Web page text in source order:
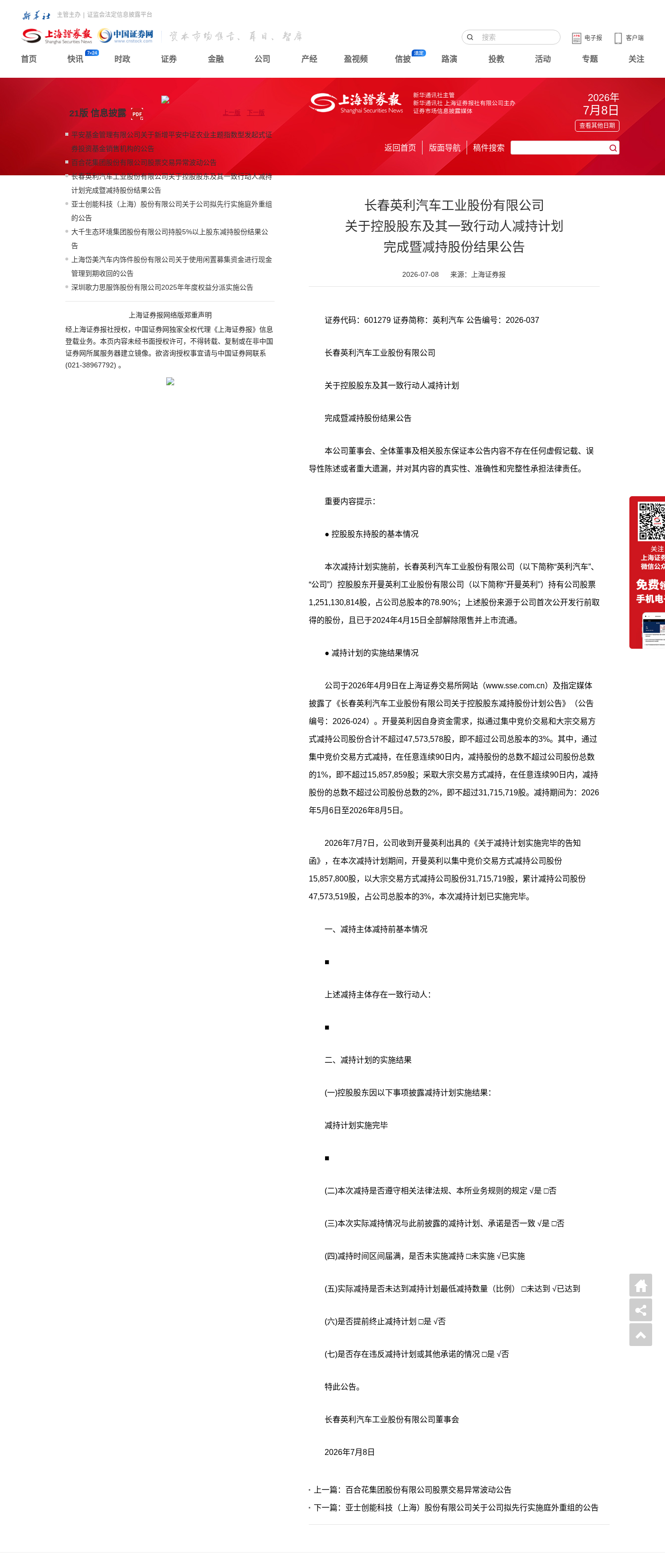
主管主办 证监会法定信息披露平台
客户端
电子报
首页 快讯 时政 证券 金融 公司 产经 盈视频 信披 路演 投教 活动 专题 关注
21版 信息披露 上一版 下一版
平安基金管理有限公司关于新增平安中证农业主题指数型发起式证
券投资基金销售机构的公告
百合花集团股份有限公司股票交易异常波动公告
长春英利汽车工业股份有限公司关于控股股东及其一致行动人减持
计划完成暨减持股份结果公告
亚士创能科技（上海）股份有限公司关于公司拟先行实施庭外重组
的公告
大千生态环境集团股份有限公司持股5%以上股东减持股份结果公
告
上海岱美汽车内饰件股份有限公司关于使用闲置募集资金进行现金
管理到期收回的公告
深圳歌力思服饰股份有限公司2025年年度权益分派实施公告
上海证券报网络版郑重声明
经上海证券报社授权，中国证券网独家全权代理《上海证券报》信息
登载业务。本页内容未经书面授权许可，不得转载、复制或在非中国
证券网所属服务器建立镜像。欲咨询授权事宜请与中国证券网联系
(021-38967792) 。
2026年
7月8日
查看其他日期
返回首页 版面导航 稿件搜索
长春英利汽车工业股份有限公司
关于控股股东及其一致行动人减持计划
完成暨减持股份结果公告
2026-07-08 来源：上海证券报
证券代码：601279 证券简称：英利汽车 公告编号：2026-037
长春英利汽车工业股份有限公司
关于控股股东及其一致行动人减持计划
完成暨减持股份结果公告
本公司董事会、全体董事及相关股东保证本公告内容不存在任何虚假记载、误
导性陈述或者重大遗漏，并对其内容的真实性、准确性和完整性承担法律责任。
重要内容提示：
● 控股股东持股的基本情况
本次减持计划实施前，长春英利汽车工业股份有限公司（以下简称“英利汽车”、
“公司”）控股股东开曼英利工业股份有限公司（以下简称“开曼英利”）持有公司股票
1,251,130,814股，占公司总股本的78.90%；上述股份来源于公司首次公开发行前取
得的股份，且已于2024年4月15日全部解除限售并上市流通。
● 减持计划的实施结果情况
公司于2026年4月9日在上海证券交易所网站（www.sse.com.cn）及指定媒体
披露了《长春英利汽车工业股份有限公司关于控股股东减持股份计划公告》（公告
编号：2026-024）。开曼英利因自身资金需求，拟通过集中竞价交易和大宗交易方
式减持公司股份合计不超过47,573,578股，即不超过公司总股本的3%。其中，通过
集中竞价交易方式减持，在任意连续90日内，减持股份的总数不超过公司股份总数
的1%，即不超过15,857,859股；采取大宗交易方式减持，在任意连续90日内，减持
股份的总数不超过公司股份总数的2%，即不超过31,715,719股。减持期间为：2026
年5月6日至2026年8月5日。
2026年7月7日，公司收到开曼英利出具的《关于减持计划实施完毕的告知
函》，在本次减持计划期间，开曼英利以集中竞价交易方式减持公司股份
15,857,800股，以大宗交易方式减持公司股份31,715,719股，累计减持公司股份
47,573,519股，占公司总股本的3%，本次减持计划已实施完毕。
一、减持主体减持前基本情况
■
上述减持主体存在一致行动人：
■
二、减持计划的实施结果
(一)控股股东因以下事项披露减持计划实施结果：
减持计划实施完毕
■
(二)本次减持是否遵守相关法律法规、本所业务规则的规定 √是 □否
(三)本次实际减持情况与此前披露的减持计划、承诺是否一致 √是 □否
(四)减持时间区间届满，是否未实施减持 □未实施 √已实施
(五)实际减持是否未达到减持计划最低减持数量（比例） □未达到 √已达到
(六)是否提前终止减持计划 □是 √否
(七)是否存在违反减持计划或其他承诺的情况 □是 √否
特此公告。
长春英利汽车工业股份有限公司董事会
2026年7月8日
上一篇：百合花集团股份有限公司股票交易异常波动公告
下一篇：亚士创能科技（上海）股份有限公司关于公司拟先行实施庭外重组的公告